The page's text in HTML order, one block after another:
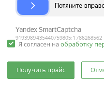
Я согласен на обработку